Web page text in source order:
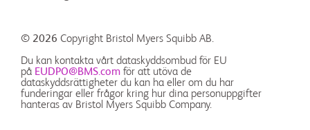
© 2026 Copyright Bristol Myers Squibb AB.
Du kan kontakta vårt dataskyddsombud för EU
på EUDPO@BMS.com för att utöva de
dataskyddsrättigheter du kan ha eller om du har
funderingar eller frågor kring hur dina personuppgifter
hanteras av Bristol Myers Squibb Company.